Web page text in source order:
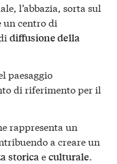
l’abbazia, sorta sul
un centro di
diffusione della
paesaggio
di riferimento per il
rappresenta un
a creare un
storicaeculturale.